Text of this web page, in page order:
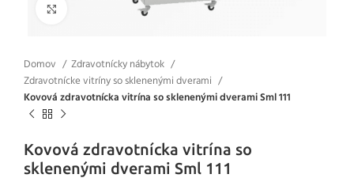
Klikni pre zväčšenie
Domov
Zdravotnícky nábytok
Zdravotnícke vitríny so sklenenými dverami
Kovová zdravotnícka vitrína so sklenenými dverami Sml 111
Kovová zdravotnícka vitrína so
sklenenými dverami Sml 111